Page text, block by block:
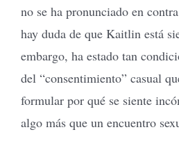
no se ha pronunciado en
hay duda de que Kaitlin está
embargo, ha estado tan
del “consentimiento” casual
formular por qué se siente
algo más que un encuentro